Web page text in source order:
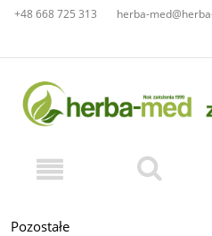
+48 668 725 313
herba-
Pozostałe